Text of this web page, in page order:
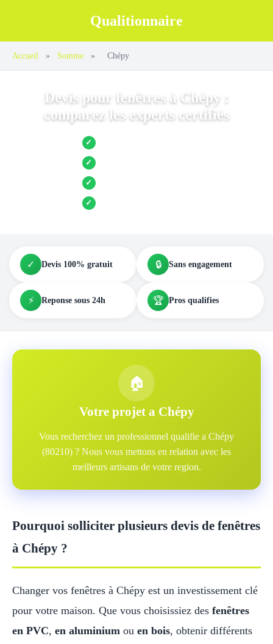
Qualitionnaire
Accueil » Somme » Chépy
Devis pour fenêtres à Chépy :
comparez les experts certifiés
✓ Jusqu’à 3 devis comparés
✓ Entreprises locales vérifiées
✓ Pose garantie
✓ Aides et primes incluses
✓ Devis 100% gratuit 🔒 Sans engagement
⚡ Reponse sous 24h 🏆 Pros qualifies
🏠
Votre projet a Chépy
Vous recherchez un professionnel qualifie a Chépy
(80210) ? Nous vous mettons en relation avec les
meilleurs artisans de votre region.
Pourquoi solliciter plusieurs devis de fenêtres
à Chépy ?
Changer vos fenêtres à Chépy est un investissement clé
pour votre maison. Que vous choisissiez des fenêtres
en PVC, en aluminium ou en bois, obtenir différents